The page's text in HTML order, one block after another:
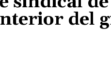
del